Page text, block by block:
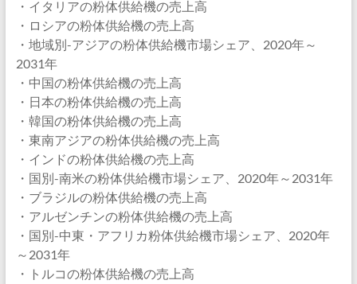
・イタリアの粉体供給機の売上高
・ロシアの粉体供給機の売上高
・地域別-アジアの粉体供給機市場シェア、2020年～
2031年
・中国の粉体供給機の売上高
・日本の粉体供給機の売上高
・韓国の粉体供給機の売上高
・東南アジアの粉体供給機の売上高
・インドの粉体供給機の売上高
・国別-南米の粉体供給機市場シェア、2020年～2031年
・ブラジルの粉体供給機の売上高
・アルゼンチンの粉体供給機の売上高
・国別-中東・アフリカ粉体供給機市場シェア、2020年
～2031年
・トルコの粉体供給機の売上高